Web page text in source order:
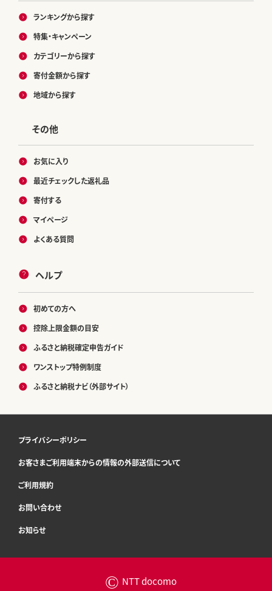
ランキングから探す
特集・キャンペーン
カテゴリーから探す
寄付金額から探す
地域から探す
その他
お気に入り
最近チェックした返礼品
寄付する
マイページ
よくある質問
ヘルプ
初めての方へ
控除上限金額の目安
ふるさと納税確定申告ガイド
ワンストップ特例制度
ふるさと納税ナビ（外部サイト）
プライバシーポリシー
お客さまご利用端末からの情報の外部送信について
ご利用規約
お問い合わせ
お知らせ
© NTT docomo